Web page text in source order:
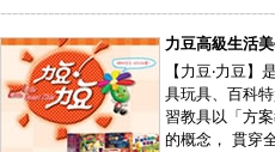
----------------------------------------------
力豆高級生活
【力豆‧力豆】
具玩具、百科
習教具以「方
的概念， 貫穿